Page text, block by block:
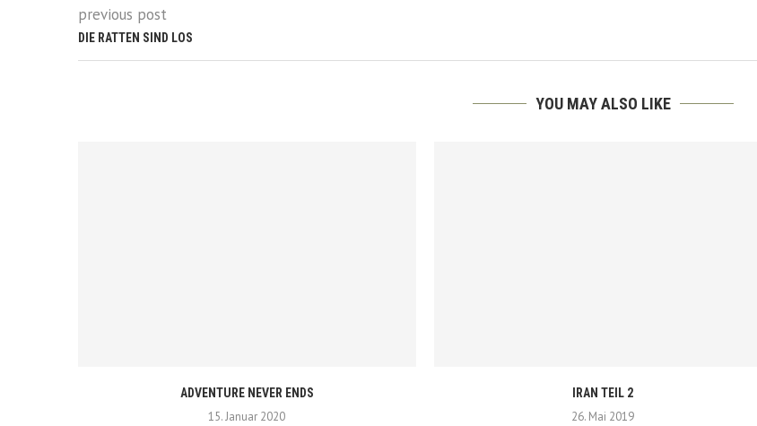
previous post
DIE RATTEN SIND LOS
YOU MAY ALSO LIKE
ADVENTURE NEVER ENDS
15. Januar 2020
IRAN TEIL 2
26. Mai 2019